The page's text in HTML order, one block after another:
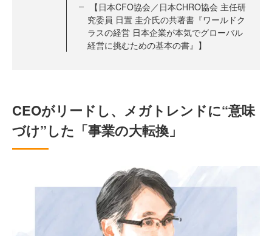
【日本CFO協会／日本CHRO協会 主任研
究委員 日置 圭介氏の共著書『ワールドク
ラスの経営 日本企業が本気でグローバル
経営に挑むための基本の書』】
CEOがリードし、メガトレンドに“意味
づけ”した「事業の大転換」